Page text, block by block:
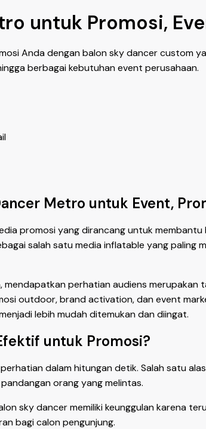
untuk Promosi,
Anda dengan balon sky dancer custom
berbagai kebutuhan event perusahaan.
Metro untuk Event,
promosi yang dirancang untuk
salah satu media inflatable yang
perhatian audiens
outdoor, brand activation, dan event
lebih mudah ditemukan dan diingat.
untuk Promosi?
dalam hitungan detik. Salah satu
orang yang melintas.
sky dancer memiliki keunggulan karena
bagi calon pengunjung.